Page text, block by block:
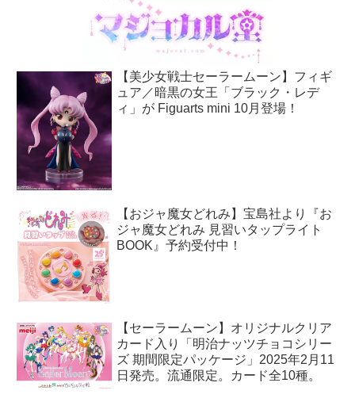
【美少女戦士セーラームーン】フィギ
ュア／暗黒の女王「ブラック・レデ
ィ」が Figuarts mini 10月登場！
【おジャ魔女どれみ】宝島社より『お
ジャ魔女どれみ 見習いタップライト
BOOK』予約受付中！
【セーラームーン】オリジナルクリア
カード入り「明治ナッツチョコシリー
ズ 期間限定パッケージ」2025年2月11
日発売。流通限定。カード全10種。